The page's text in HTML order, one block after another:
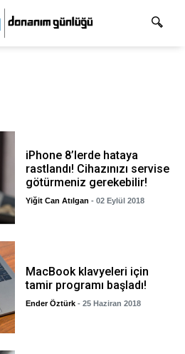
iPhone 8’lerde hataya
rastlandı! Cihazınızı servise
götürmeniz gerekebilir!
Yiğit Can Atılgan - 02 Eylül 2018
MacBook klavyeleri için
tamir programı başladı!
Ender Öztürk - 25 Haziran 2018